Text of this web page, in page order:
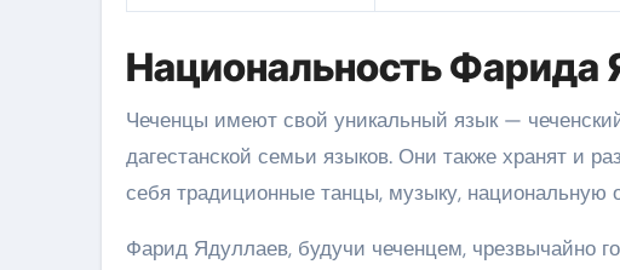
Национальность Фарида
Чеченцы имеют свой уникальный язык —
дагестанской семьи языков. Они также хранят и
себя традиционные танцы, музыку, национальную
Фарид Ядуллаев, будучи чеченцем, чрезвычайно